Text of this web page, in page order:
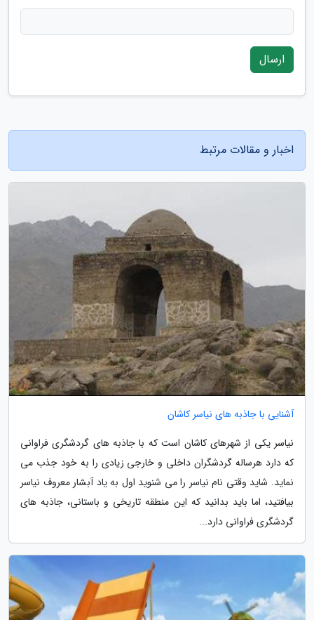
ارسال
اخبار و مقالات مرتبط
آشنایی با جاذبه های نیاسر کاشان
نیاسر یکی از شهرهای کاشان است که با جاذبه های گردشگری فراوانی
که دارد هرساله گردشگران داخلی و خارجی زیادی را به خود جذب می
نماید. شاید وقتی نام نیاسر را می شنوید اول به یاد آبشار معروف نیاسر
بیافتید، اما باید بدانید که این منطقه تاریخی و باستانی، جاذبه های
گردشگری فراوانی دارد...